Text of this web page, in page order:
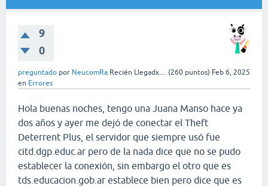
9
0
preguntado por NeucomRa Recién Llegadx.... (260 puntos) Feb 6, 2025
en Errores
Hola buenas noches, tengo una Juana Manso hace ya
dos años y ayer me dejó de conectar el Theft
Deterrent Plus, el servidor que siempre usó fue
citd.dgp.educ.ar pero de la nada dice que no se pudo
establecer la conexión, sin embargo el otro que es
tds.educacion.gob.ar establece bien pero dice que es